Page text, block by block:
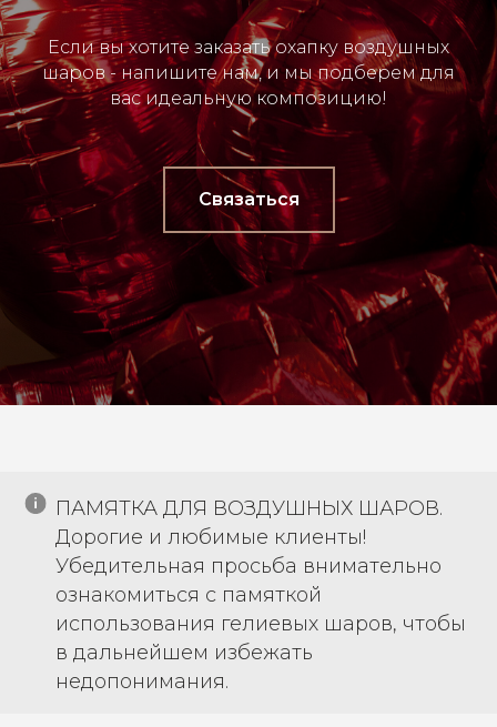
Если вы хотите заказать охапку воздушных
шаров - напишите нам, и мы подберем для
вас идеальную композицию!
Связаться
ПАМЯТКА ДЛЯ ВОЗДУШНЫХ ШАРОВ.
Дорогие и любимые клиенты!
Убедительная просьба внимательно
ознакомиться с памяткой
использования гелиевых шаров, чтобы
в дальнейшем избежать
недопонимания.